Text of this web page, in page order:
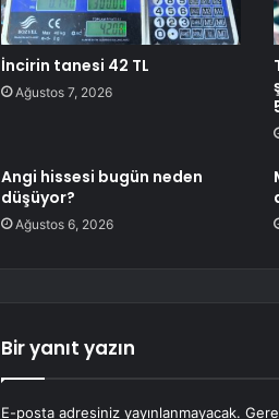
İncirin tanesi 42 TL
Ağustos 7, 2026
Angi hissesi bugün neden
düşüyor?
Ağustos 6, 2026
Bir yanıt yazın
E-posta adresiniz yayınlanmayacak.